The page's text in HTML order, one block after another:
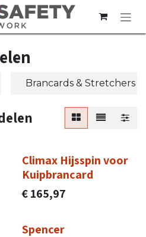
Brancards & Stretchers
Climax Hijsspin voor
Kuipbrancard
€165,97
Spencer